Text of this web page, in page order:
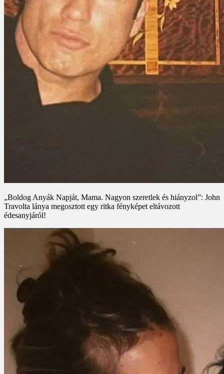
„Boldog Anyák Napját, Mama. Nagyon szeretlek és hiányzol”: John
Travolta lánya megosztott egy ritka fényképet eltávozott
édesanyjáról!